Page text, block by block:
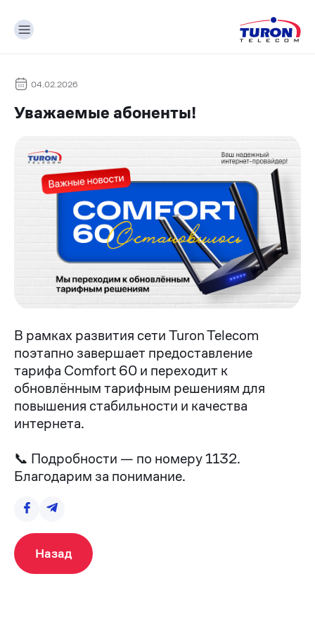
04.02.2026
Уважаемые абоненты!
В рамках развития сети Turon Telecom
поэтапно завершает предоставление
тарифа Comfort 60 и переходит к
обновлённым тарифным решениям для
повышения стабильности и качества
интернета.
📞 Подробности — по номеру 1132.
Благодарим за понимание.
Назад